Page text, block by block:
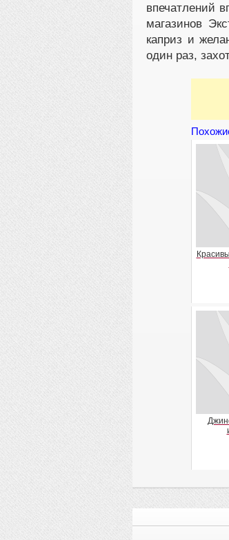
впечатлений
магазинов
каприз и
один раз,